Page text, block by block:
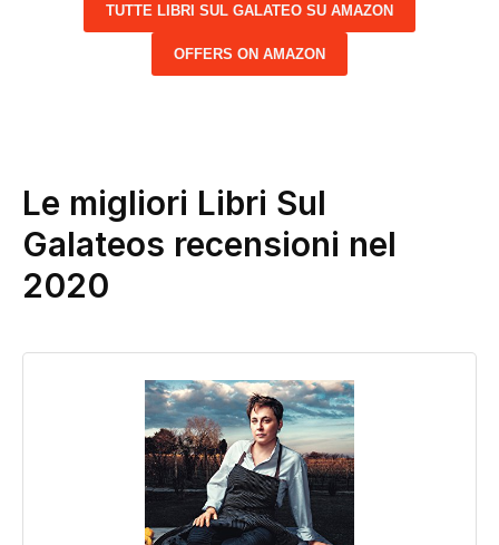
TUTTE LIBRI SUL GALATEO SU AMAZON
OFFERS ON AMAZON
Le migliori Libri Sul
Galateos recensioni nel
2020